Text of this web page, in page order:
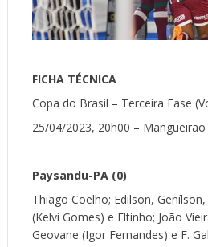
FICHA TÉCNICA
Copa do Brasil – Terceira Fase
25/04/2023, 20h00 – Mangueirão
Paysandu-PA (0)
Thiago Coelho; Edilson,
(Kelvi Gomes) e Eltinho; João
Geovane (Igor Fernandes) e F.